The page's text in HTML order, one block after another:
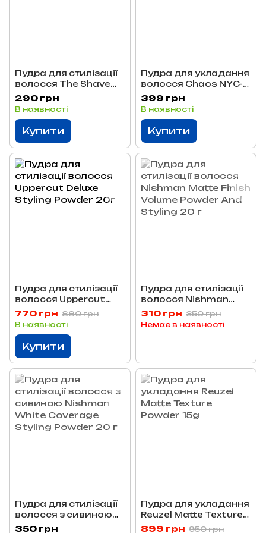
Пудра для стилізації
волосся The Shave
Factory Hair Styling
Powder 20 г
290 грн
В наявності
Купити
Пудра для укладання
волосся Chaos NYC-
82
399 грн
В наявності
Купити
Пудра для стилізації
волосся Uppercut
Deluxe Styling Powder
20г
770 грн 880 грн
В наявності
Купити
Пудра для стилізації
волосся Nishman
Matte Finish Volume
Powder And Styling 20
310 грн 350 грн
Немає в наявності
Пудра для стилізації
волосся з сивиною
Nishman White
350 грн
Пудра для укладання
Reuzel Matte Texture
Powder 15g
899 грн 950 грн